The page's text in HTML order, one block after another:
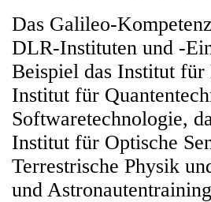
Das Galileo-
DLR-Instituten und -
Beispiel das Institut
Institut für
Softwaretechnologie,
Institut für Optische
Terrestrische Physik
und